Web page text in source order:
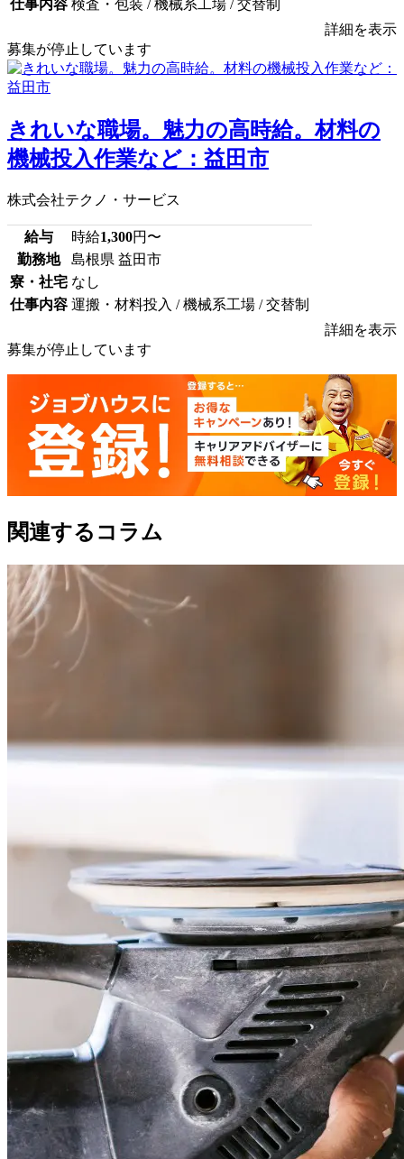
仕事内容 検査・包装 / 機械系工場 / 交替制
詳細を表示
募集が停止しています
きれいな職場。魅力の高時給。材料の
機械投入作業など：益田市
株式会社テクノ・サービス
給与 時給1,300円〜
勤務地
島根県 益田市
寮・社宅 なし
仕事内容 運搬・材料投入 / 機械系工場 / 交替制
詳細を表示
募集が停止しています
関連するコラム